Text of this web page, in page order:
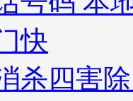
杀四害